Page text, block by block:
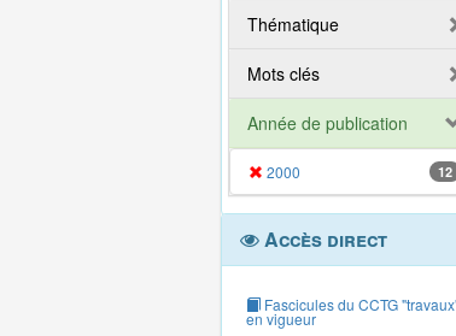
Thématique
Mots clés
Année de publication
2000 12
Accès direct
Fascicules du CCTG
en vigueur